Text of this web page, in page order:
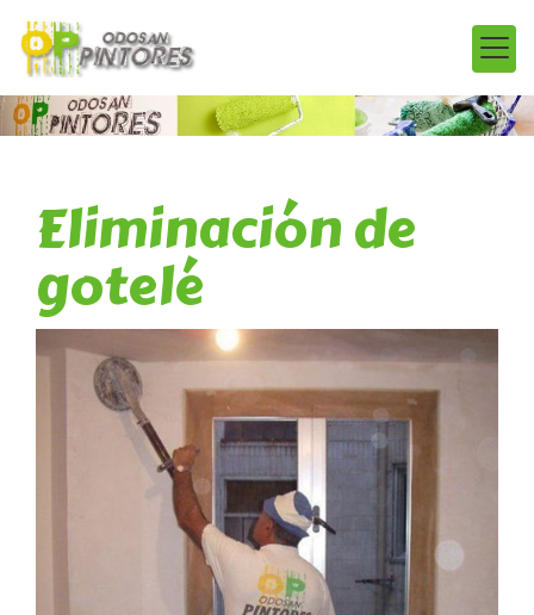
Eliminación de
gotelé